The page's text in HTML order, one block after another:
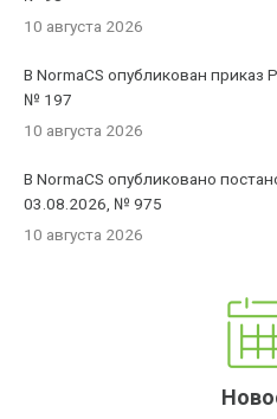
10 августа 2026
В NormaCS опубликован приказ
№ 197
10 августа 2026
В NormaCS опубликовано
03.08.2026, № 975
10 августа 2026